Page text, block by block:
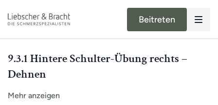
Beitreten
9.3.1 Hintere Schulter-Übung rechts –
Dehnen
Mehr anzeigen